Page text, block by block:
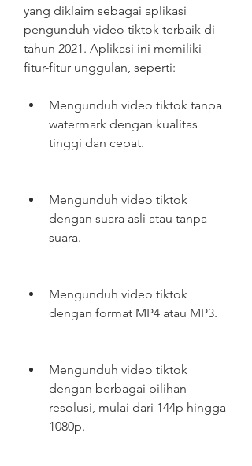
yang diklaim sebagai aplikasi
pengunduh video tiktok terbaik di
tahun 2021. Aplikasi ini memiliki
fitur-fitur unggulan, seperti:
Mengunduh video tiktok tanpa
watermark dengan kualitas
tinggi dan cepat.
Mengunduh video tiktok
dengan suara asli atau tanpa
suara.
Mengunduh video tiktok
dengan format MP4 atau MP3.
Mengunduh video tiktok
dengan berbagai pilihan
resolusi, mulai dari 144p hingga
1080p.